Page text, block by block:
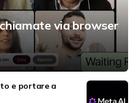
via browser
e portare a